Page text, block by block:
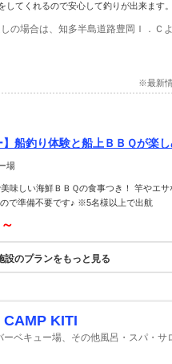
してくれるので安心して釣りが出来ます
※最新
】船釣り体験と船上ＢＢＱが
場
味しい海鮮ＢＢＱの食事つき！ 竿やエ
ので準備不要です♪ ※5名様以上で出航
設のプランをもっと見る
CAMP KITI
ーベキュー場、その他風呂・スパ・サ